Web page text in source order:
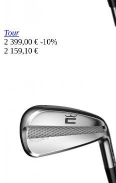
Tour
Prix
de
2 399,00 € -10%
Prix
2 159,10 €
Aperçu rapide